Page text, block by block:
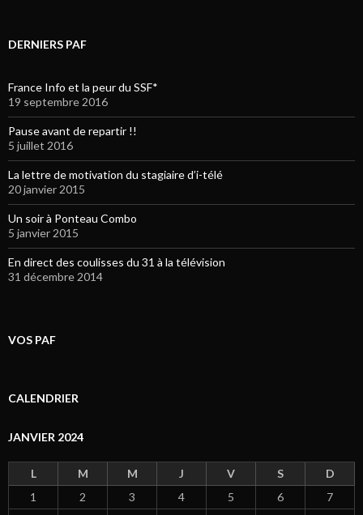
DERNIERS PAF
France Info et la peur du SSF*
19 septembre 2016
Pause avant de repartir !!
5 juillet 2016
La lettre de motivation du stagiaire d’i-télé
20 janvier 2015
Un soir à Ponteau Combo
5 janvier 2015
En direct des coulisses du 31 à la télévision
31 décembre 2014
VOS PAF
CALENDRIER
JANVIER 2024
L M M J V S
D
1
2 3 4 5 6
7